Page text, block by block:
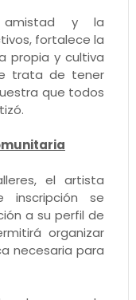
y la
fortalece la
propia y cultiva
trata de tener
que todos
el artista
se
a su perfil de
organizar
necesaria para